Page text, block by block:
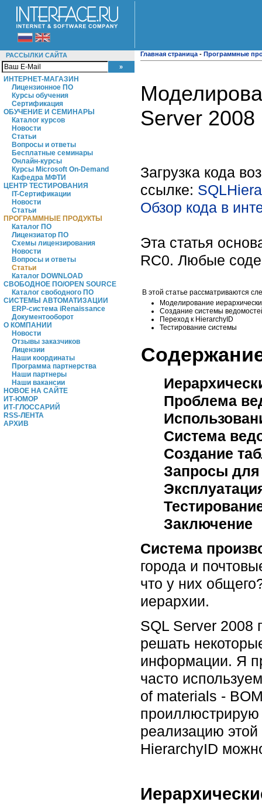
РАССЫЛКИ САЙТА
ИНТЕРНЕТ-МАГАЗИН
Лицензионное ПО
Курсы обучения
Сертификация
ОБУЧЕНИЕ И СЕМИНАРЫ
Каталог курсов
Новости
Статьи
Вопросы и ответы
Бесплатные семинары
Онлайн-курсы
Курсы Microsoft On-Demand
Кафедра МФТИ
ЦЕНТР ТЕСТИРОВАНИЯ
IT-Сертификации
Новости
Статьи
ПРОГРАММНЫЕ ПРОДУКТЫ
Каталог ПО
Лицензиатор ПО
Схемы лицензирования
Новости
Вопросы и ответы
Статьи
Каталог DOWNLOAD
СВОБОДНОЕ ПО/OPEN SOURCE
Каталог свободного ПО
СИСТЕМЫ АВТОМАТИЗАЦИИ
ERP-система iRenaissance
Документооборот
О КОМПАНИИ
Новости
Отзывы заказчиков
Лицензии
Наши координаты
Программа партнерства
Наши партнеры
Наши вакансии
НОВОЕ НА САЙТЕ
ИТ-ЮМОР
ИТ-ГЛОССАРИЙ
RSS-ЛЕНТА
АРХИВ
Главная страница - Программные
Server 2008
Загрузка кода
ссылке:
Обзор кода в
Эта статья
RC0. Любые
В этой статье рассматриваются
Моделирование
Создание системы
Переход к HierarchyID
Тестирование системы
Проблема
Система
Создание
Запросы для
Заключение
Система
города и
что у них
иерархии.
SQL Server 2008
решать
информации. Я
часто
of materials -
проиллюстрирую
реализацию
HierarchyID